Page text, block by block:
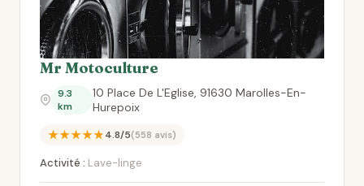
Mr Motoculture
9.3
km
10 Place De L'Eglise, 91630 Marolles-En-
Hurepoix
★★★★★4.8/5(558 avis)
Activité : Lave-linge